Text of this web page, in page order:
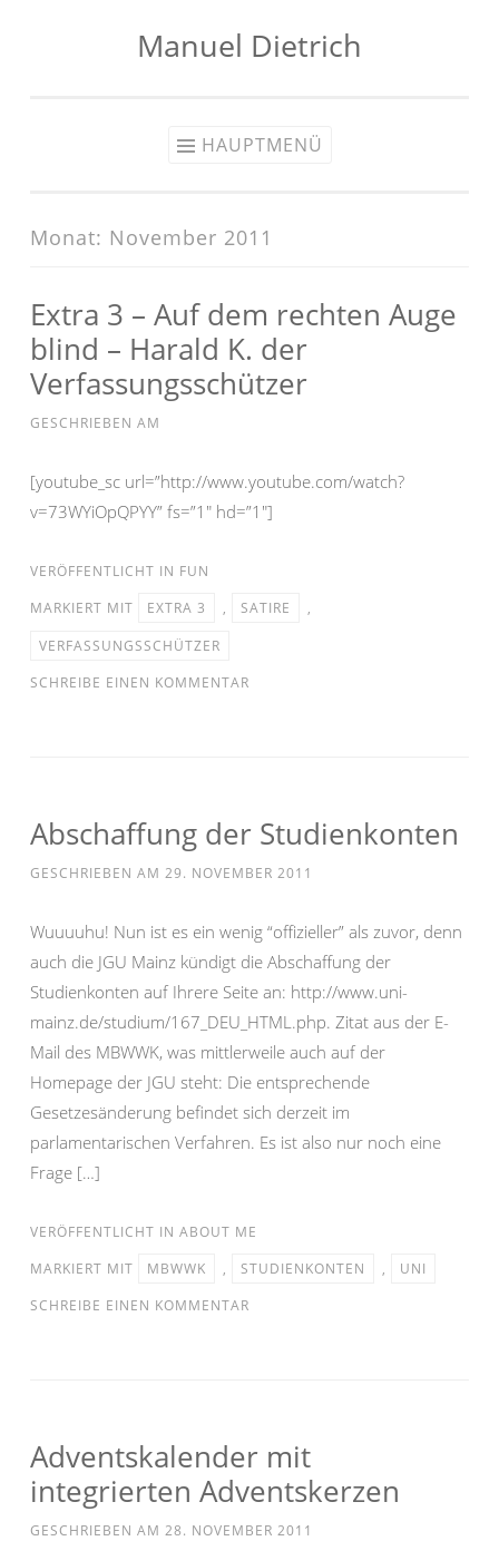
Manuel Dietrich
HAUPTMENÜ
Monat: November 2011
Extra 3 – Auf dem rechten Auge
blind – Harald K. der
Verfassungsschützer
GESCHRIEBEN AM
[youtube_sc url=”http://www.youtube.com/watch?
v=73WYiOpQPYY” fs=”1″ hd=”1″]
VERÖFFENTLICHT IN FUN
MARKIERT MIT
EXTRA 3 , SATIRE
,
VERFASSUNGSSCHÜTZER
SCHREIBE EINEN KOMMENTAR
Abschaffung der Studienkonten
GESCHRIEBEN AM 29. NOVEMBER 2011
Wuuuuhu! Nun ist es ein wenig “offizieller” als zuvor, denn
auch die JGU Mainz kündigt die Abschaffung der
Studienkonten auf Ihrere Seite an: http://www.uni-
mainz.de/studium/167_DEU_HTML.php. Zitat aus der E-
Mail des MBWWK, was mittlerweile auch auf der
Homepage der JGU steht: Die entsprechende
Gesetzesänderung befindet sich derzeit im
parlamentarischen Verfahren. Es ist also nur noch eine
Frage […]
VERÖFFENTLICHT IN ABOUT ME
MARKIERT MIT
MBWWK , STUDIENKONTEN ,
UNI
SCHREIBE EINEN KOMMENTAR
Adventskalender mit
integrierten Adventskerzen
GESCHRIEBEN AM 28. NOVEMBER 2011